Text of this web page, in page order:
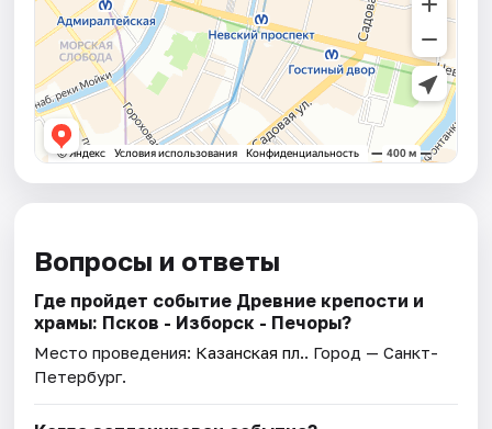
Вопросы и ответы
Где пройдет событие Древние крепости и
храмы: Псков - Изборск - Печоры?
Место проведения: Казанская пл.. Город — Санкт-
Петербург.